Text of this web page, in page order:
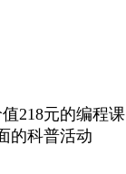
218元的编程课
的科普活动